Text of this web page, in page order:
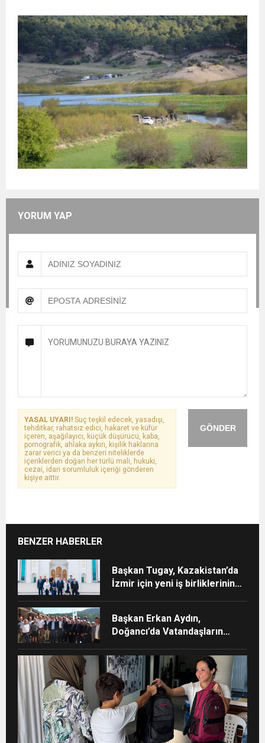
YORUM YAP
GÖNDER
YASAL UYARI! Suç teşkil edecek, yasadışı,
tehditkar, rahatsız edici, hakaret ve küfür
içeren, aşağılayıcı, küçük düşürücü, kaba,
pornografik, ahlaka aykırı, kişilik haklarına
zarar verici ya da benzeri niteliklerde
içeriklerden doğan her türlü mali, hukuki,
cezai, idari sorumluluk içeriği gönderen
kişiye aittir.
BENZER HABERLER
Başkan Tugay, Kazakistan’da
İzmir için yeni iş birliklerinin
Başkan Erkan Aydın,
Doğancı’da Vatandaşların